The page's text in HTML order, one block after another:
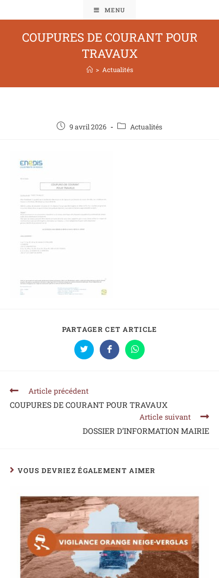
MENU
COUPURES DE COURANT POUR
TRAVAUX
> Actualités
9 avril 2026 Actualités
PARTAGER CET ARTICLE
Article précédent
COUPURES DE COURANT POUR TRAVAUX
Article suivant
DOSSIER D’INFORMATION MAIRIE
VOUS DEVRIEZ ÉGALEMENT AIMER